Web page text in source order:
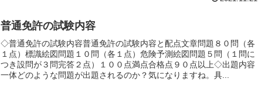
普通免許の試験内容
◇普通免許の試験内容普通免許の試験内容と配点文章問題８０問（各
１点）標識絵図問題１０問（各１点）危険予測絵図問題５問（１問に
つき設問が３問完答２点）１００点満点合格点９０点以上◇出題内容
一体どのような問題が出題されるのか？気になりますね。具...